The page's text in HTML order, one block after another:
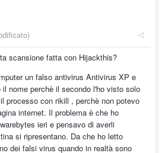
scansione fatta con Hijackthis?
un falso antivirus Antivirus XP e
nome perchè il secondo l'ho visto solo
processo con rikill , perchè non potevo
internet. Il problema è che ho
ieri e pensavo di averli
si ripresentano. Da che ho letto
dei falsi virus quando in realtà sono